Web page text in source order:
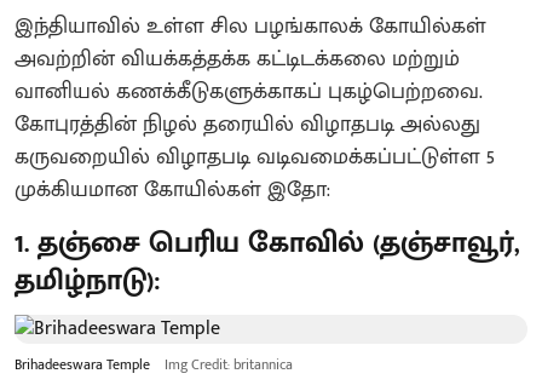
இந்தியாவில் உள்ள சில பழங்காலக் கோயில்கள்
அவற்றின் வியக்கத்தக்க கட்டிடக்கலை மற்றும்
வானியல் கணக்கீடுகளுக்காகப் புகழ்பெற்றவை.
கோபுரத்தின் நிழல் தரையில் விழாதபடி அல்லது
கருவறையில் விழாதபடி வடிவமைக்கப்பட்டுள்ள 5
முக்கியமான கோயில்கள் இதோ:
1. தஞ்சை பெரிய கோவில் (தஞ்சாவூர்,
தமிழ்நாடு):
Brihadeeswara Temple Img Credit: britannica